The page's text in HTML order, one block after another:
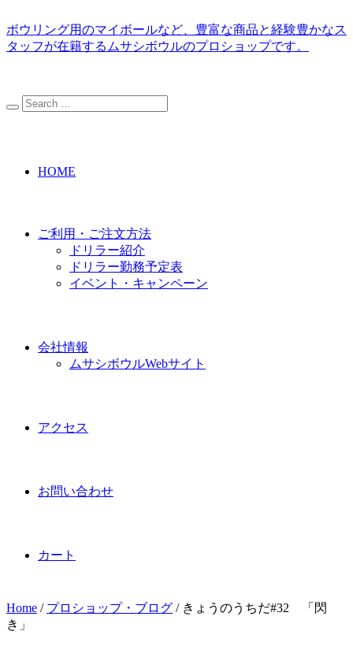
ボウリング用のマイボールなど、豊富な商品と経験豊かなス
タッフが在籍するムサシボウルのプロショップです。
HOME
ご利用・ご注文方法
ドリラー紹介
ドリラー勤務予定表
イベント・キャンペーン
会社情報
ムサシボウルWebサイト
アクセス
お問い合わせ
カート
Home / プロショップ・ブログ / きょうのうちだ#32 「閃
き」